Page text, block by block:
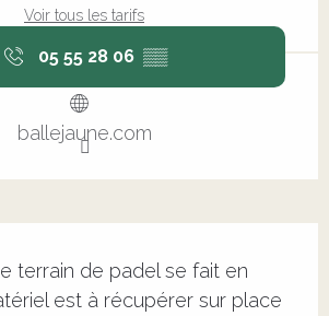
Voir tous les tarifs
05 55 28 06 ▒▒
ballejaune.com
terrain de padel se fait en
est à récupérer sur place